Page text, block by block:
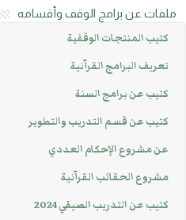
ملفات عن برامج الوقف وأقسامه
كتيب المنتجات الوقفية
تعريف البرامج القرآنية
كتيب عن برامج السنة
كتيب عن قسم التدريب والتطوير
عن مشروع الإحكام العددي
مشروع الحقائب القرآنية
كتيب عن التدريب الصيفي 2024